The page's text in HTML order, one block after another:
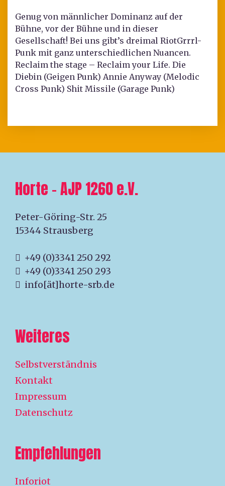
Genug von männlicher Dominanz auf der
Bühne, vor der Bühne und in dieser
Gesellschaft! Bei uns gibt’s dreimal RiotGrrrl-
Punk mit ganz unterschiedlichen Nuancen.
Reclaim the stage – Reclaim your Life. Die
Diebin (Geigen Punk) Annie Anyway (Melodic
Cross Punk) Shit Missile (Garage Punk)
Horte – AJP 1260 e.V.
Peter-Göring-Str. 25
15344 Strausberg
+49 (0)3341 250 292
+49 (0)3341 250 293
info[ät]horte-srb.de
Weiteres
Selbstverständnis
Kontakt
Impressum
Datenschutz
Empfehlungen
Inforiot